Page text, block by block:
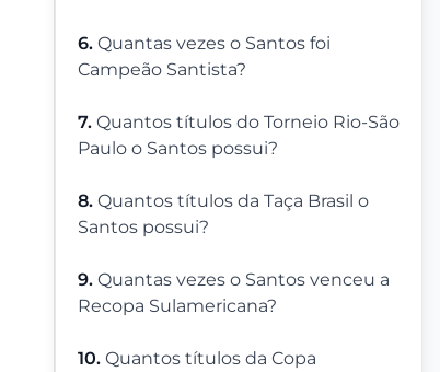
6. Quantas vezes o Santos foi
Campeão Santista?
7. Quantos títulos do Torneio Rio-São
Paulo o Santos possui?
8. Quantos títulos da Taça Brasil o
Santos possui?
9. Quantas vezes o Santos venceu a
Recopa Sulamericana?
10. Quantos títulos da Copa